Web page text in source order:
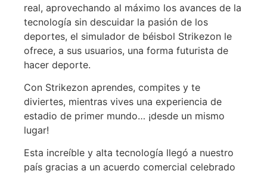
real, aprovechando al máximo los avances de la
tecnología sin descuidar la pasión de los
deportes, el simulador de béisbol Strikezon le
ofrece, a sus usuarios, una forma futurista de
hacer deporte.
Con Strikezon aprendes, compites y te
diviertes, mientras vives una experiencia de
estadio de primer mundo… ¡desde un mismo
lugar!
Esta increíble y alta tecnología llegó a nuestro
país gracias a un acuerdo comercial celebrado